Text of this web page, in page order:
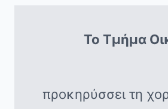
Το Τμήμα
προκηρύσσει τη